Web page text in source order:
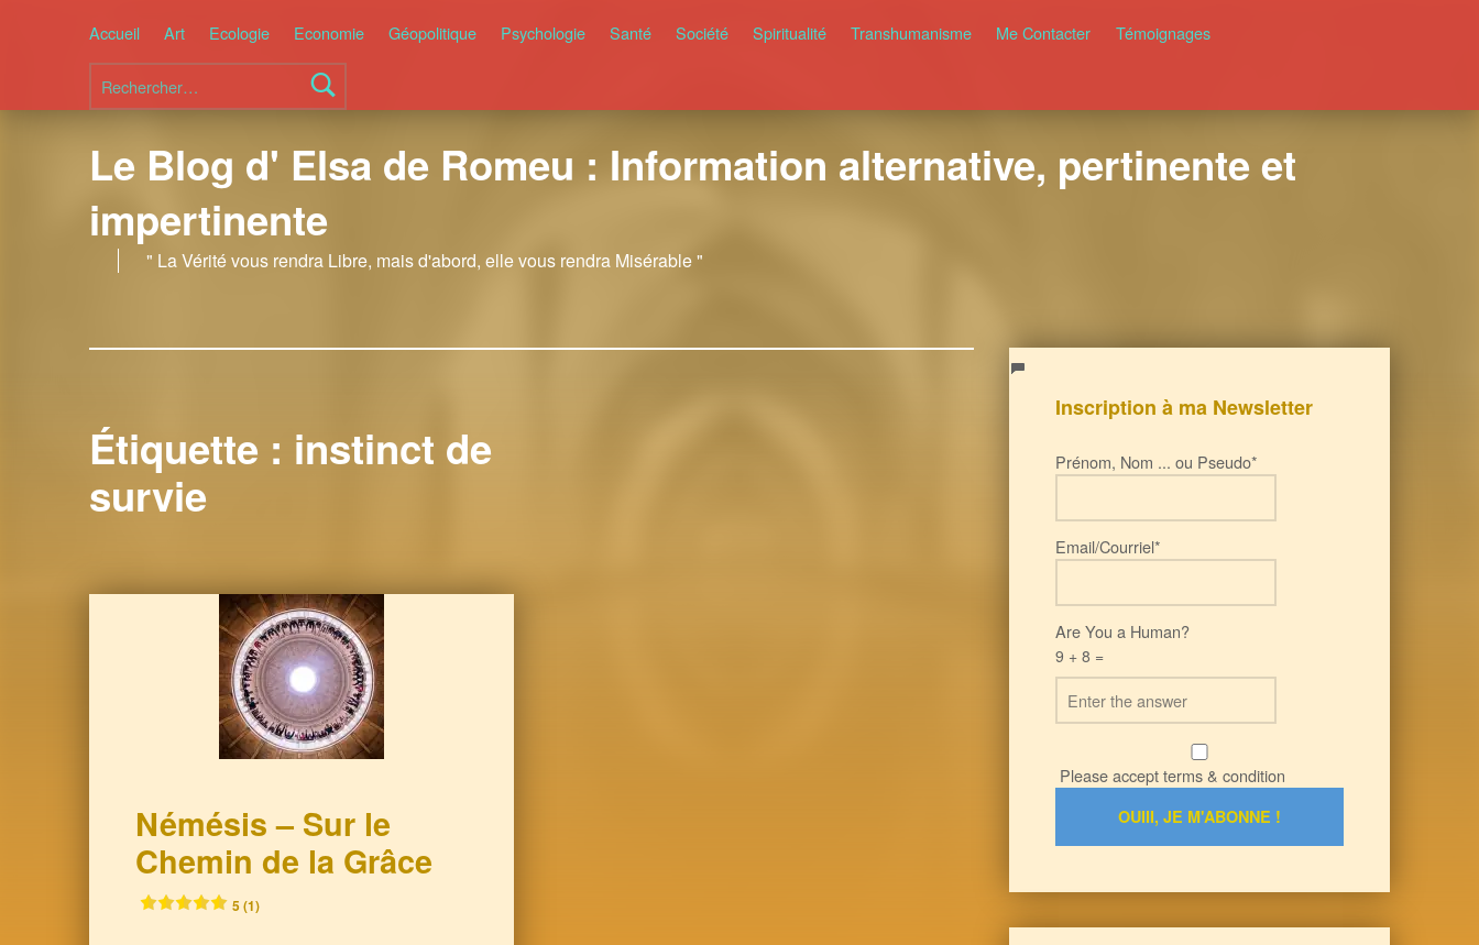
Rechercher :
Accueil Art Ecologie Economie Géopolitique Psychologie Santé Société Spiritualité Transhumanisme Me Contacter Témoignages
Le Blog d' Elsa de Romeu : Information alternative, pertinente et
impertinente
" La Vérité vous rendra Libre, mais d'abord, elle vous rendra Misérable "
Étiquette : instinct de
survie
Némésis – Sur le
Chemin de la Grâce
5 (1)
Inscription à ma Newsletter
Prénom, Nom ... ou Pseudo*
Email/Courriel*
Are You a Human?
9 + 8 =
Please accept terms & condition